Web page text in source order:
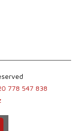
778 547 838